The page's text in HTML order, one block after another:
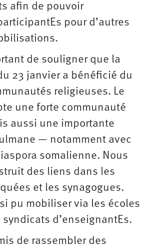
afin de pouvoir
pour d’autres
de souligner que la
23 janvier a bénéficié du
religieuses. Le
une forte communauté
aussi une importante
— notamment avec
somalienne. Nous
des liens dans les
et les synagogues.
pu mobiliser via les écoles
d’enseignantEs.
de rassembler des